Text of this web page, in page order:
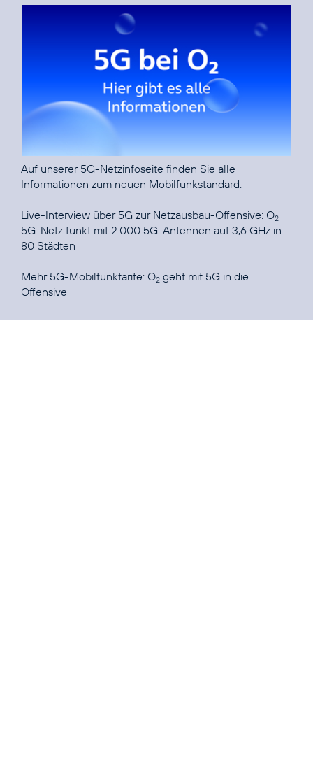
Auf unserer 5G-Netzinfoseite finden Sie alle
Informationen zum neuen Mobilfunkstandard.
Live-Interview über 5G zur Netzausbau-Offensive: O2
5G-Netz funkt mit 2.000 5G-Antennen auf 3,6 GHz in
80 Städten
Mehr 5G-Mobilfunktarife: O2 geht mit 5G in die
Offensive